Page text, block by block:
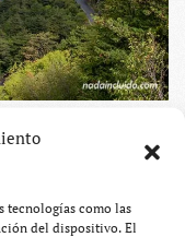
tecnologías como las
del dispositivo. El
de Kotor